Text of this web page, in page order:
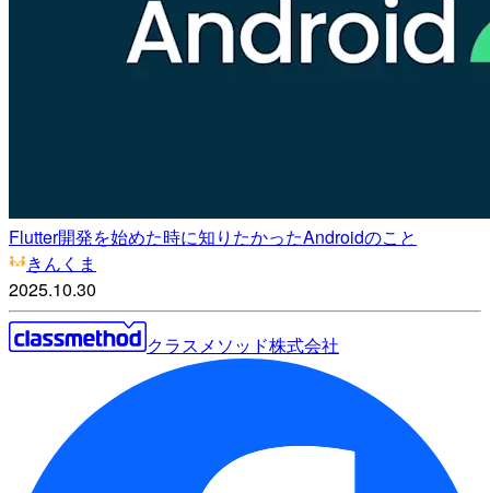
Flutter開発を始めた時に知りたかったAndroidのこと
きんくま
2025.10.30
クラスメソッド株式会社